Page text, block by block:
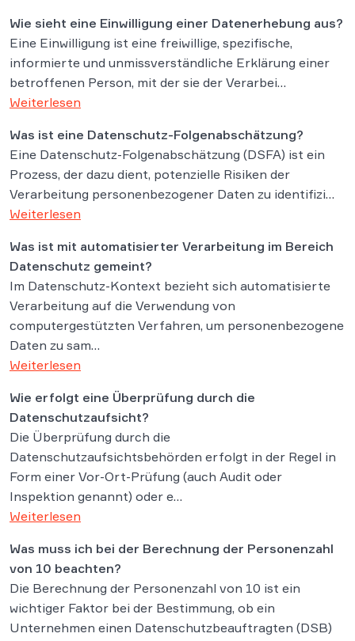
Wie sieht eine Einwilligung einer Datenerhebung aus?
Eine Einwilligung ist eine freiwillige, spezifische,
informierte und unmissverständliche Erklärung einer
betroffenen Person, mit der sie der Verarbei…
Weiterlesen
Was ist eine Datenschutz-Folgenabschätzung?
Eine Datenschutz-Folgenabschätzung (DSFA) ist ein
Prozess, der dazu dient, potenzielle Risiken der
Verarbeitung personenbezogener Daten zu identifizi…
Weiterlesen
Was ist mit automatisierter Verarbeitung im Bereich
Datenschutz gemeint?
Im Datenschutz-Kontext bezieht sich automatisierte
Verarbeitung auf die Verwendung von
computergestützten Verfahren, um personenbezogene
Daten zu sam…
Weiterlesen
Wie erfolgt eine Überprüfung durch die
Datenschutzaufsicht?
Die Überprüfung durch die
Datenschutzaufsichtsbehörden erfolgt in der Regel in
Form einer Vor-Ort-Prüfung (auch Audit oder
Inspektion genannt) oder e…
Weiterlesen
Was muss ich bei der Berechnung der Personenzahl
von 10 beachten?
Die Berechnung der Personenzahl von 10 ist ein
wichtiger Faktor bei der Bestimmung, ob ein
Unternehmen einen Datenschutzbeauftragten (DSB)